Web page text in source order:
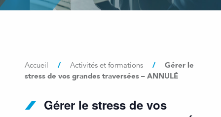
Accueil / Activités et formations /
Gérer le
stress de vos grandes traversées – ANNULÉ
Gérer le stress de vos